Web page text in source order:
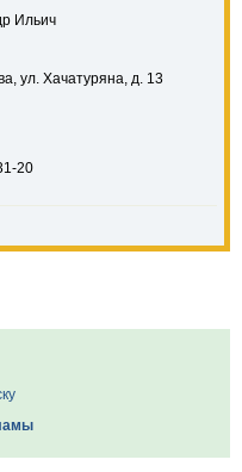
Ильич
ул. Хачатуряна, д. 13
20